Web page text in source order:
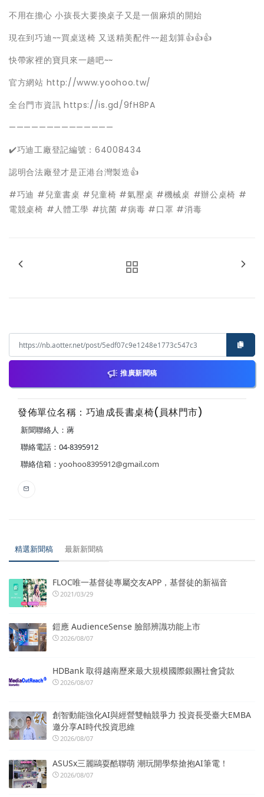
不用在擔心 小孩長大要換桌子又是一個麻煩的開始
現在到巧迪~~買桌送椅 又送精美配件~~超划算👍👍👍
快帶家裡的寶貝來一趟吧~~
官方網站 http://www.yoohoo.tw/
全台門市資訊 https://is.gd/9fH8PA
——————————————
✔️巧迪工廠登記編號：64008434
認明合法廠登才是正港台灣製造👍
#巧迪 #兒童書桌 #兒童椅 #氣壓桌 #機械桌 #辦公桌椅 #
電競桌椅 #人體工學 #抗菌 #病毒 #口罩 #消毒
推廣新聞稿
發佈單位名稱：巧迪成長書桌椅(員林門市)
新聞聯絡人：蔣
聯絡電話：04-8395912
聯絡信箱： yoohoo8395912@gmail.com
精選新聞稿 最新新聞稿
FLOC唯一基督徒專屬交友APP，基督徒的新福音
2021/03/29
鎧應 AudienceSense 臉部辨識功能上市
2026/08/07
HDBank 取得越南歷來最大規模國際銀團社會貸款
2026/08/07
創智動能強化AI與經營雙軸競爭力 投資長受臺大EMBA
邀分享AI時代投資思維
2026/08/07
ASUSx三麗鷗耍酷聯萌 潮玩開學祭搶抱AI筆電！
2026/08/07